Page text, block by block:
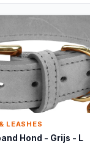
LEASHES
Hond - Grijs - L